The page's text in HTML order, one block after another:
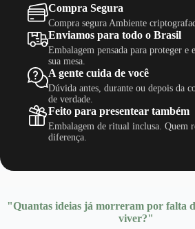
ser
escolhidas
na
página
produto
Compra Segura
Compra segura Ambiente
Enviamos para todo o Brasil
Embalagem pensada para proteger e
sua mesa.
A gente cuida de você
Dúvida antes, durante ou depois da
de verdade.
Feito para presentear também
Embalagem de ritual inclusa. Quem
diferença.
"Quantas ideias já morreram por falta
viver?"